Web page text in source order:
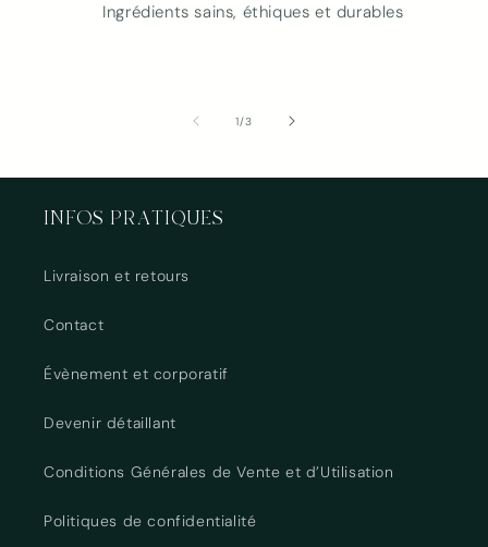
Ingrédients sains, éthiques et durables
1/de
3
INFOS PRATIQUES
Livraison et retours
Contact
Évènement et corporatif
Devenir détaillant
Conditions Générales de Vente et d’Utilisation
Politiques de confidentialité